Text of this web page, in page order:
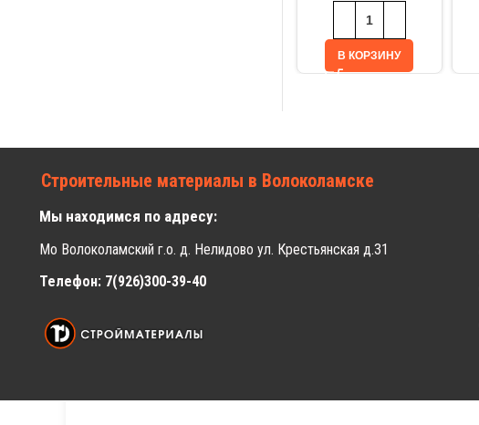
В КОРЗИНУ
Строительные материалы в Волоколамске
Мы находимся по адресу:
Мо Волоколамский г.о. д. Нелидово ул. Крестьянская д.31
Телефон: 7(926)300-39-40